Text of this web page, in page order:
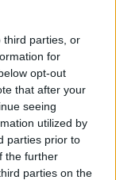
third parties, or
for
opt-out
that after your
seeing
utilized by
parties prior to
the further
parties on the